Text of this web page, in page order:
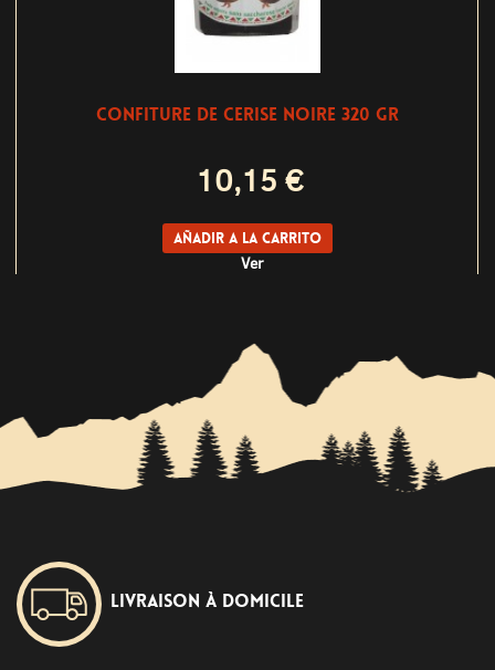
CONFITURE DE CERISE NOIRE 320 GR
10,15 €
Añadir a la carrito
Ver
Livraison à domicile